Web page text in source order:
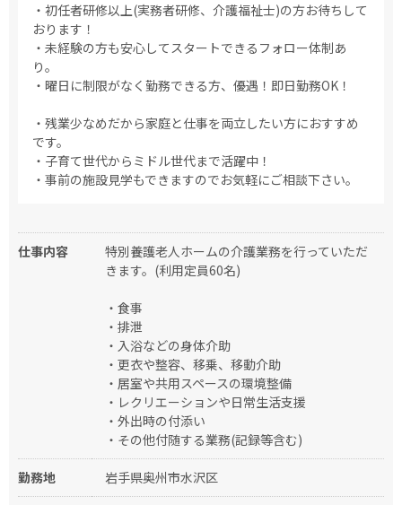
・初任者研修以上(実務者研修、介護福祉士)の方お待ちして
おります！
・未経験の方も安心してスタートできるフォロー体制あ
り。
・曜日に制限がなく勤務できる方、優遇！即日勤務OK！
・残業少なめだから家庭と仕事を両立したい方におすすめ
です。
・子育て世代からミドル世代まで活躍中！
・事前の施設見学もできますのでお気軽にご相談下さい。
仕事内容
特別養護老人ホームの介護業務を行っていただ
きます。(利用定員60名)
・食事
・排泄
・入浴などの身体介助
・更衣や整容、移乗、移動介助
・居室や共用スペースの環境整備
・レクリエーションや日常生活支援
・外出時の付添い
・その他付随する業務(記録等含む)
勤務地 岩手県奥州市水沢区